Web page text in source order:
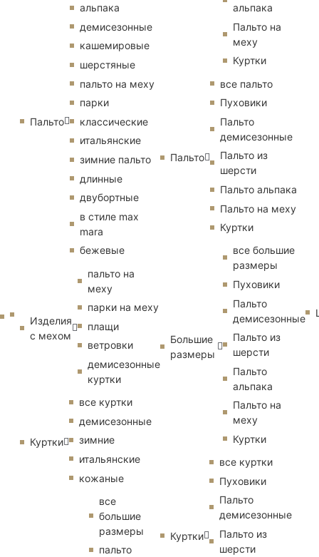
Пальто
альпака
демисезонные
кашемировые
шерстяные
пальто на меху
парки
классические
итальянские
зимние пальто
длинные
двубортные
в стиле max
mara
бежевые
Изделия
с мехом
пальто на
меху
парки на меху
плащи
ветровки
демисезонные
куртки
Куртки
все куртки
демисезонные
зимние
итальянские
кожаные
все
большие
размеры
пальто
альпака
Пальто на
меху
Куртки
Пальто
все пальто
Пуховики
Пальто
демисезонные
Пальто из
шерсти
Пальто альпака
Пальто на меху
Куртки
Большие
размеры
все большие
размеры
Пуховики
Пальто
демисезонные
Пальто из
шерсти
Пальто
альпака
Пальто на
меху
Куртки
Куртки
все куртки
Пуховики
Пальто
демисезонные
Пальто из
шерсти